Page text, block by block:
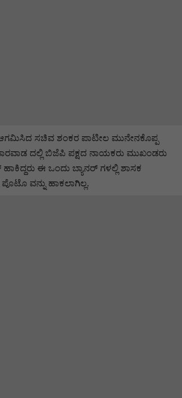
ಸಚಿವ ಶಂಕರ ಪಾಟೀಲ ಮುನೇನಕೊಪ್ಪ
ದಲ್ಲಿ ಬಿಜೆಪಿ ಪಕ್ಷದ ನಾಯಕರು ಮುಖಂಡರು
ಈ ಒಂದು ಬ್ಯಾನರ್ ಗಳಲ್ಲಿ ಶಾಸಕ
ವನ್ನು ಹಾಕಲಾಗಿಲ್ಲ.